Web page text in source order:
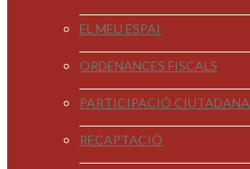
EL MEU ESPAI
ORDENANCES FISCALS
PARTICIPACIÓ CIUTADANA
RECAPTACIÓ